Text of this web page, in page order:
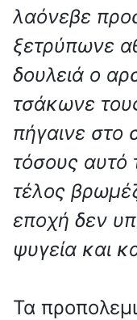
λαόνεβε
ξετρύπωνε
δουλειά ο
τσάκωνε
πήγαινε στο
τόσους αυτό
τέλος
εποχή δεν
ψυγεία και
Τα